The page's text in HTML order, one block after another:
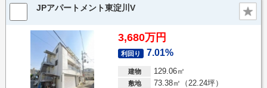
JPアパートメント東淀川V
3,680万円
利回り 7.01%
建物 129.06㎡
敷地 73.38㎡（22.24坪）